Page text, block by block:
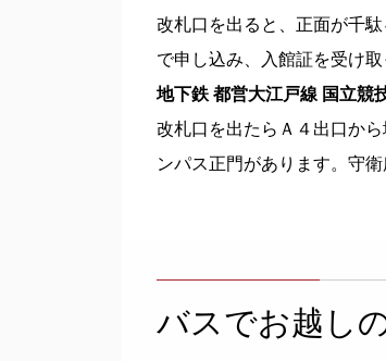
改札口を出ると、正面が千
で申し込み、入館証を受け取
地下鉄 都営大江戸線 国立競
改札口を出たらＡ４出口か
ンパス正門があります。守
バスでお越し